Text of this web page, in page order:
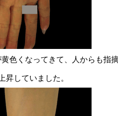
色くなってきて、人からも
昇していました。